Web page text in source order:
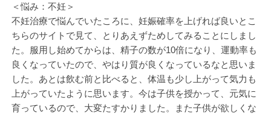
＜悩み：不妊＞
不妊治療で悩んでいたころに、妊娠確率を上げれば良いとこ
ちらのサイトで見て、とりあえずためしてみることにしまし
た。服用し始めてからは、精子の数が10倍になり、運動率も
良くなっていたので、やはり質が良くなっているなと思いま
した。あとは飲む前と比べると、体温も少し上がって気力も
上がっていたように思います。今は子供を授かって、元気に
育っているので、大変たすかりました。また子供が欲しくな